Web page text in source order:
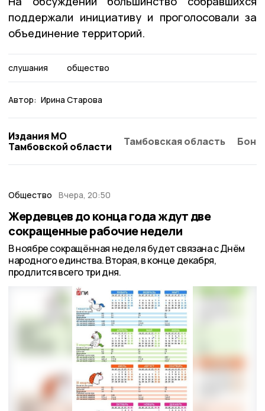
поддержали инициативу и проголосовали за
объединение территорий.
слушания общество
Автор: Ирина Старова
Издания МО
Тамбовской области
Тамбовская область
Общество Вчера, 20:50
Жердевцев до конца года ждут две
сокращенные рабочие недели
В ноябре сокращённая неделя будет связана с Днём
народного единства. Вторая, в конце декабря,
продлится всего три дня.